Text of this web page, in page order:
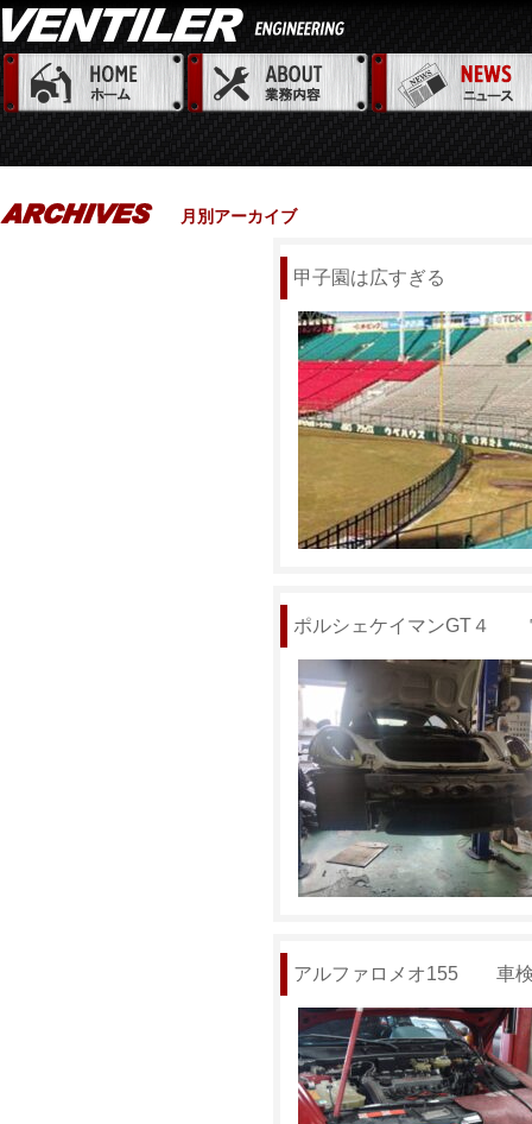
月別アーカイブ
甲子園は広すぎる
ポルシェケイマンGT４
アルファロメオ155 車